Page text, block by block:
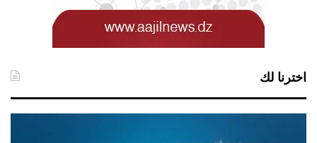
اخترنا لك